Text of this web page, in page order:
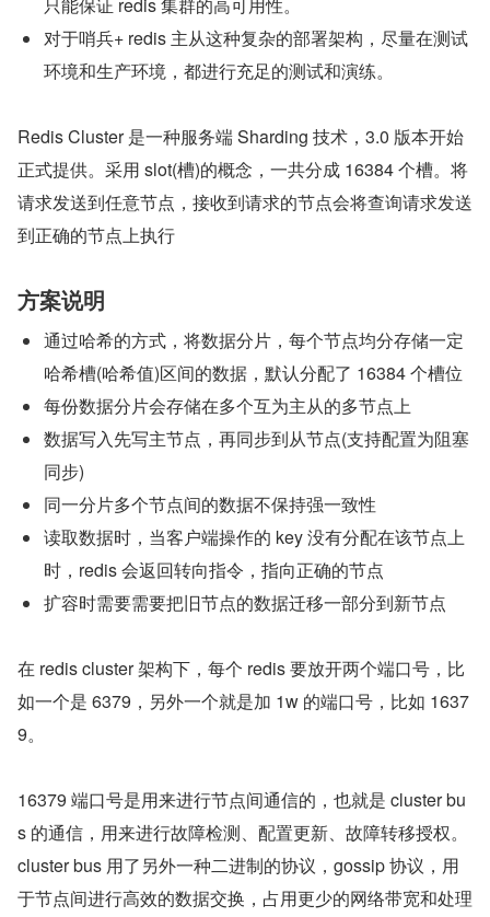
对于哨兵+ redis 主从这种复杂的部署架构，尽量在测试
环境和生产环境，都进行充足的测试和演练。
Redis Cluster 是一种服务端 Sharding 技术，3.0 版本开始
正式提供。采用 slot(槽)的概念，一共分成 16384 个槽。将
请求发送到任意节点，接收到请求的节点会将查询请求发送
到正确的节点上执行
方案说明
通过哈希的方式，将数据分片，每个节点均分存储一定
哈希槽(哈希值)区间的数据，默认分配了 16384 个槽位
每份数据分片会存储在多个互为主从的多节点上
数据写入先写主节点，再同步到从节点(支持配置为阻塞
同步)
同一分片多个节点间的数据不保持强一致性
读取数据时，当客户端操作的 key 没有分配在该节点上
时，redis 会返回转向指令，指向正确的节点
扩容时需要需要把旧节点的数据迁移一部分到新节点
在 redis cluster 架构下，每个 redis 要放开两个端口号，比
如一个是 6379，另外一个就是加 1w 的端口号，比如 1637
9。
16379 端口号是用来进行节点间通信的，也就是 cluster bu
s 的通信，用来进行故障检测、配置更新、故障转移授权。
cluster bus 用了另外一种二进制的协议，gossip 协议，用
于节点间进行高效的数据交换，占用更少的网络带宽和处理